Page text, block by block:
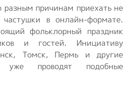
разным причинам приехать не
в онлайн-формате.
фольклорный праздник
и гостей. Инициативу
Томск, Пермь и другие
уже проводят подобные